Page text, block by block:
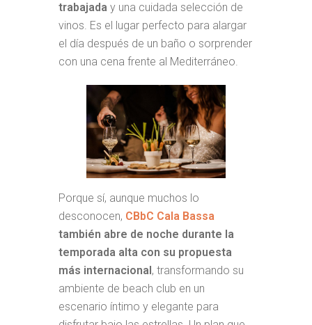
trabajada y una cuidada selección de
vinos. Es el lugar perfecto para alargar
el día después de un baño o sorprender
con una cena frente al Mediterráneo.
Porque sí, aunque muchos lo
desconocen, CBbC Cala Bassa
también abre de noche durante la
temporada alta con su propuesta
más internacional, transformando su
ambiente de beach club en un
escenario íntimo y elegante para